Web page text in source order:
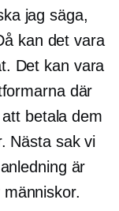
jag säga,
kan det vara
Det kan vara
där
betala dem
Nästa sak vi
är